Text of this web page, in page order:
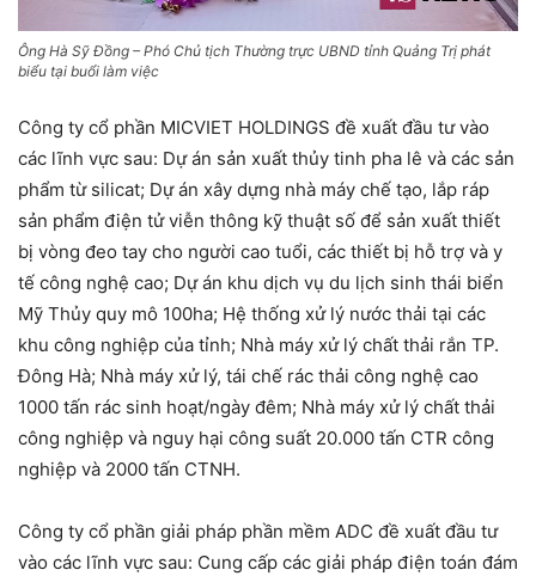
Ông Hà Sỹ Đồng – Phó Chủ tịch Thường trực UBND tỉnh Quảng Trị phát
biểu tại buổi làm việc
Công ty cổ phần MICVIET HOLDINGS đề xuất đầu tư vào
các lĩnh vực sau: Dự án sản xuất thủy tinh pha lê và các sản
phẩm từ silicat; Dự án xây dựng nhà máy chế tạo, lắp ráp
sản phẩm điện tử viễn thông kỹ thuật số để sản xuất thiết
bị vòng đeo tay cho người cao tuổi, các thiết bị hỗ trợ và y
tế công nghệ cao; Dự án khu dịch vụ du lịch sinh thái biển
Mỹ Thủy quy mô 100ha; Hệ thống xử lý nước thải tại các
khu công nghiệp của tỉnh; Nhà máy xử lý chất thải rắn TP.
Đông Hà; Nhà máy xử lý, tái chế rác thải công nghệ cao
1000 tấn rác sinh hoạt/ngày đêm; Nhà máy xử lý chất thải
công nghiệp và nguy hại công suất 20.000 tấn CTR công
nghiệp và 2000 tấn CTNH.
Công ty cổ phần giải pháp phần mềm ADC đề xuất đầu tư
vào các lĩnh vực sau: Cung cấp các giải pháp điện toán đám